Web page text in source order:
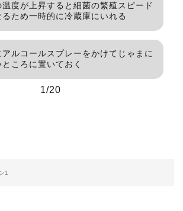
度が上昇すると細菌の繁殖スピード
ため一時的に冷蔵庫にいれる
ルコールスプレーをかけてじゃまに
ころに置いておく
1/20
1